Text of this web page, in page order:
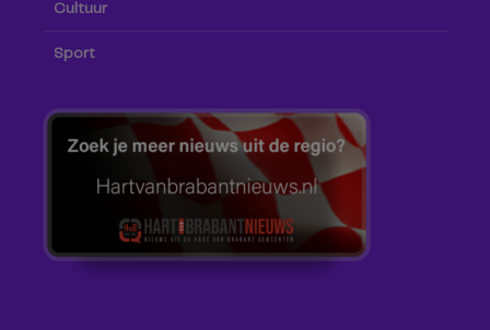
Cultuur
Sport